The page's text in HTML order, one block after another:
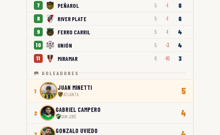
7 PEÑAROL 5 -1 6
8 RIVER PLATE 5 -1 6
9 FERRO CARRIL 5 -1 4
10 UNIÓN 5 -3 4
11 MIRAMAR 6 -10 3
🥅 GOLEADORES
1 JUAN MINETTI
ATLANTA 5
2 GABRIEL CAMPERO
SAN JOSÉ 4
GONZALO UVIEDO